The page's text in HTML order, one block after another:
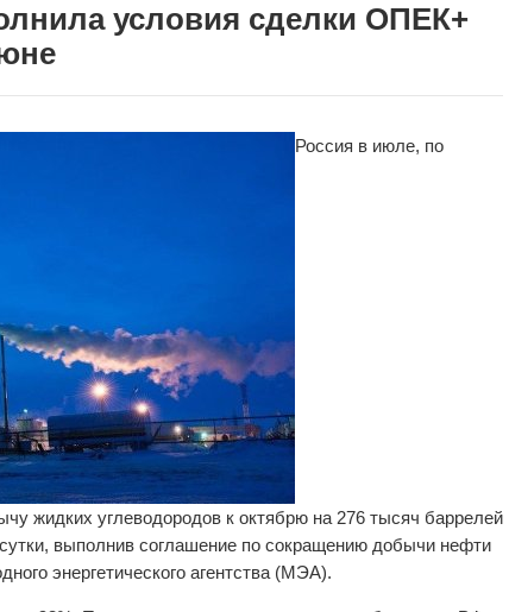
условия сделки ОПЕК+
Россия в июле, по
жидких углеводородов к октябрю на 276 тысяч баррелей
выполнив соглашение по сокращению добычи нефти
энергетического агентства (МЭА).